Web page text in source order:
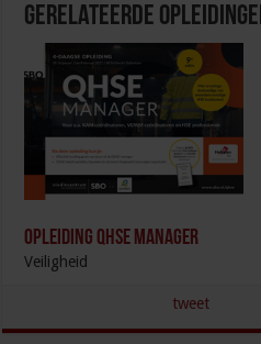
Gerelateerde
Opleiding QHSE Manager
Veiligheid
tweet